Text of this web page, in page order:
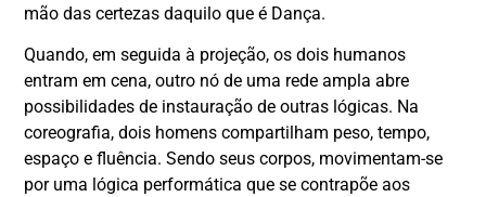
mão das certezas daquilo que é Dança.
Quando, em seguida à projeção, os dois humanos
entram em cena, outro nó de uma rede ampla abre
possibilidades de instauração de outras lógicas. Na
coreografia, dois homens compartilham peso, tempo,
espaço e fluência. Sendo seus corpos, movimentam-se
por uma lógica performática que se contrapõe aos